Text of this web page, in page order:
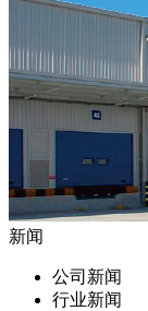
新闻
公司新闻
行业新闻